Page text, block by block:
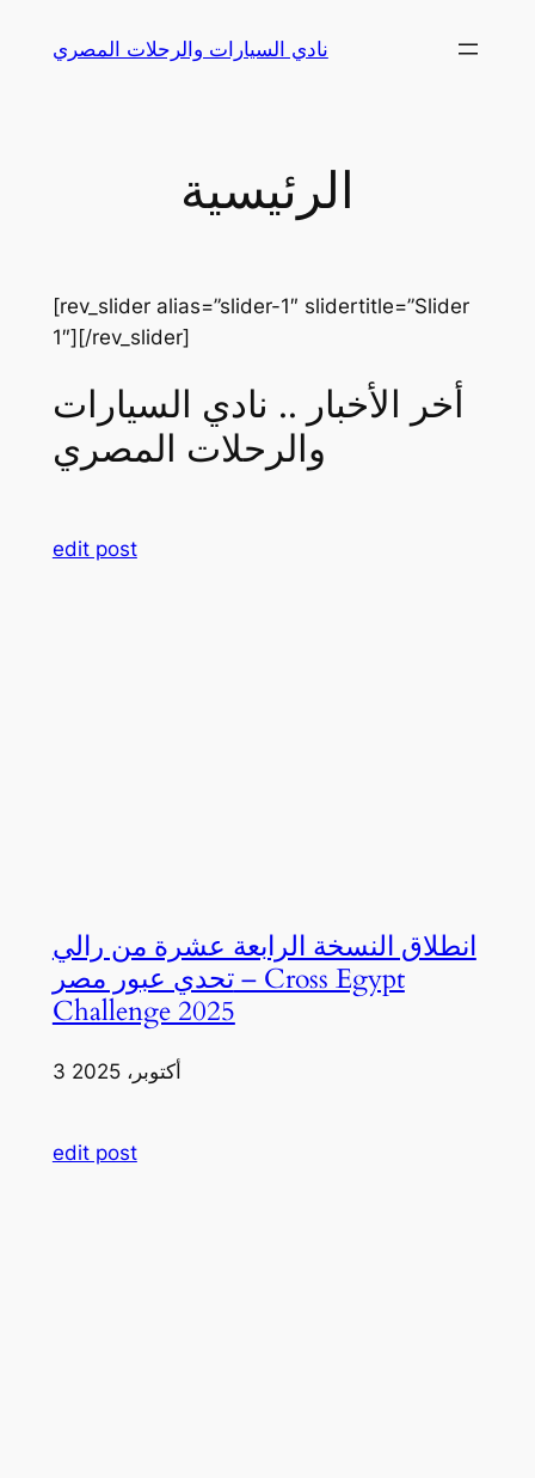
نادي السيارات والرحلات المصري
الرئيسية
[rev_slider alias=”slider-1″ slidertitle=”Slider
1″][/rev_slider]
أخر الأخبار .. نادي السيارات
والرحلات المصري
edit post
انطلاق النسخة الرابعة عشرة من رالي
تحدي عبور مصر – Cross Egypt
Challenge 2025
3 أكتوبر، 2025
edit post